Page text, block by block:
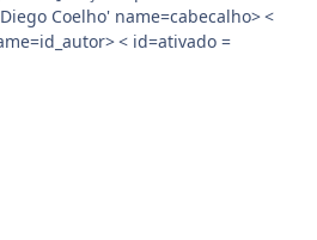
Coelho' name=cabecalho><
< id=ativado =